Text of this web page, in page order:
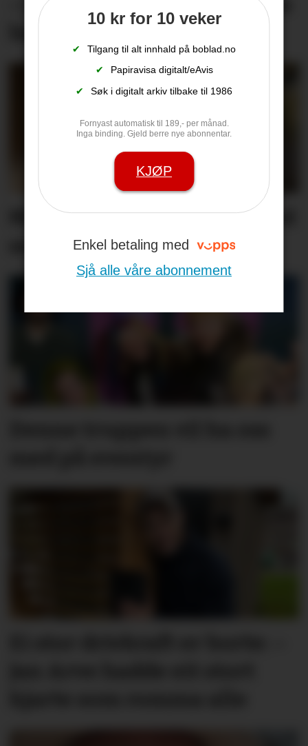
10 kr for 10 veker
✔
Tilgang til alt innhald på boblad.no
✔
Papiravisa digitalt/eAvis
✔
Søk i digitalt arkiv tilbake til 1986
Fornyast automatisk til 189,- per månad.
Inga binding. Gjeld berre nye abonnentar.
KJØP
Enkel betaling med
Sjå alle våre abonnement
heilt overkøyrd
Minnest mødrene sine med